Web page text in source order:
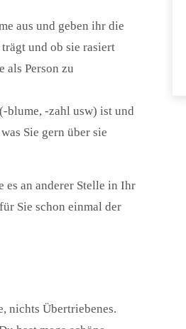
aus und geben ihr die
und ob sie rasiert
als Person zu
blume, -zahl usw) ist und
Sie gern über sie
es an anderer Stelle in Ihr
Sie schon einmal der
nichts Übertriebenes.